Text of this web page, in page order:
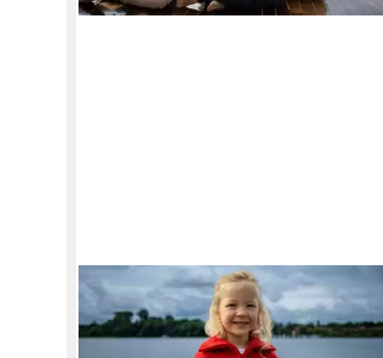
BLAUER PETERTroyer für Kinder
aus Merino mit Reißverschluß
ab 140,00 €